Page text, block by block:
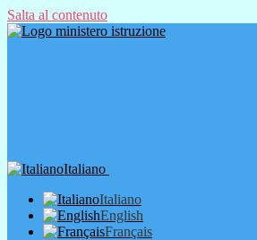
Salta al contenuto
Italiano
Italiano
English
Français